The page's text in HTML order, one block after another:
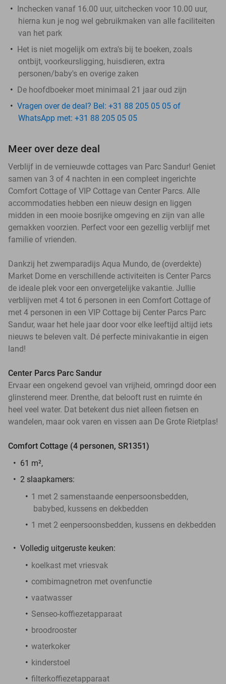
Inchecken vanaf 16.00 uur, uitchecken voor 10.00 uur,
hierna kun je nog wel gebruikmaken van alle faciliteiten
van het park
Het is niet mogelijk om extra's bij te boeken, zoals
ontbijt, voorkeursligging, huisdieren, extra
personen/baby's en overige zaken
De hoofdboeker moet minimaal 21 jaar oud zijn
Vragen over de deal? Bel: +31 88 205 05 05 of
WhatsApp met: +31 88 205 05 05
Meer over deze deal
Verblijf in de vernieuwde cottages van Parc Sandur! Geniet
samen van 3 of 4 nachten in een compleet ingerichte
Comfort Cottage of VIP Cottage van Center Parcs. Alle
accommodaties hebben een nieuw design en liggen
midden in een mooie bosrijke omgeving en zijn van alle
gemakken voorzien. Perfect voor een gezellig verblijf met
familie of vrienden.
Dankzij het zwemparadijs Aqua Mundo, de (overdekte)
Market Dome en verschillende activiteiten is Center Parcs
de ideale plek voor een onvergetelijke vakantie. Jullie
verblijven met 4 tot 6 personen in een Comfort Cottage of
met 4 personen in een VIP Cottage bij Center Parcs Parc
Sandur, waar het hele jaar door voor elke leeftijd altijd iets
nieuws te beleven valt. Dé perfecte minivakantie in eigen
land!
Center Parcs Parc Sandur
Ervaar een ongekend gevoel van vrijheid, omringd door een
glinsterend meer. Drenthe, dat belooft rust en ruimte én
heel veel water. Dat betekent dus niet alleen fietsen en
wandelen, maar ook varen en vissen aan De Grote Rietplas!
Comfort Cottage (4 personen, SR1351)
61 m²,
2 slaapkamers:
1 met 2 samenstaande eenpersoonsbedden,
babybed, kussens en dekbedden
1 met 2 eenpersoonsbedden, kussens en dekbedden
Volledig uitgeruste keuken:
koelkast met vriesvak
combimagnetron met ovenfunctie
vaatwasser
Senseo-koffiezetapparaat
broodrooster
waterkoker
kinderstoel
filterkoffiezetapparaat